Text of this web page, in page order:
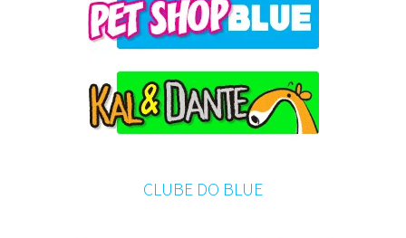
CLUBE DO BLUE